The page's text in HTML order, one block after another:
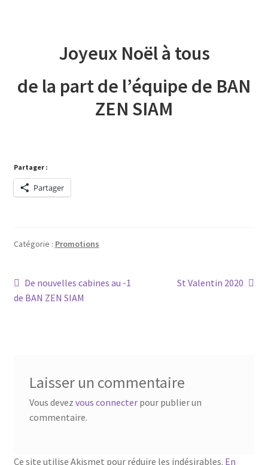
Joyeux Noël à tous
de la part de l’équipe de BAN
ZEN SIAM
Partager :
Partager
Catégorie : Promotions
Navigation
de
Article
précédent :
De nouvelles cabines au -1
de BAN ZEN SIAM
Article
St Valentin 2020
Laisser un commentaire
Vous devez vous connecterpour publier un
commentaire.
Ce site utilise Akismet pour réduire les indésirables. En